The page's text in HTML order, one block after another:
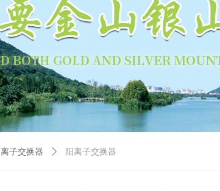
离子交换器 ꄲ 阳离子交换器